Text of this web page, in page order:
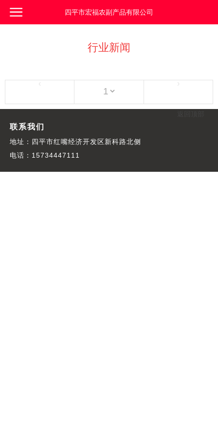
四平市宏福农副产品有限公司
行业新闻
‹ ›
联系我们
地址：四平市红嘴经济开发区新科路北侧
电话：15734447111